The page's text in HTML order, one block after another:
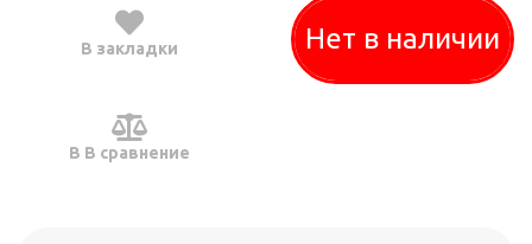
В закладки
В В сравнение
Нет в наличии